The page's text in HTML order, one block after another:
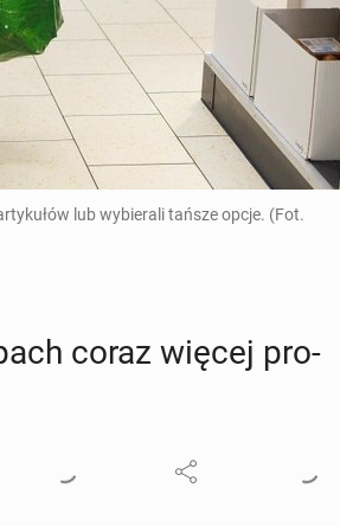
lub wybierali tańsze opcje. (Fot.
coraz więcej pro­